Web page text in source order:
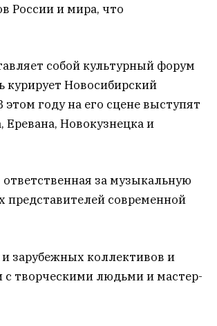
России и мира, что
собой культурный форум
курирует Новосибирский
году на его сцене выступят
Новокузнецка и
за музыкальную
современной
зарубежных коллективов и
с творческими людьми и мастер-